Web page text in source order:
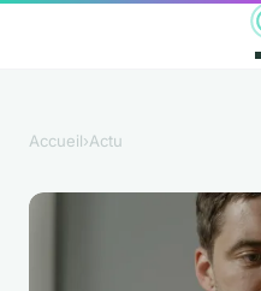
Accueil›Actu